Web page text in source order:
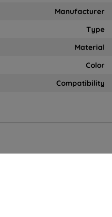
Manufacturer
Type
Material
Color
Compatibility